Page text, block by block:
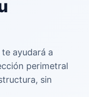
ayudará a
perimetral
sin